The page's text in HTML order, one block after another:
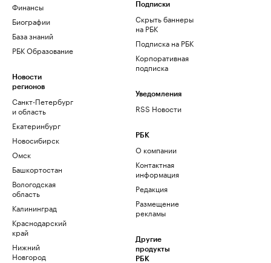
Финансы
Биографии
База знаний
РБК Образование
Новости
регионов
Санкт-Петербург
и область
Екатеринбург
Новосибирск
Омск
Башкортостан
Вологодская
область
Калининград
Краснодарский
край
Нижний
Новгород
Подписки
Скрыть баннеры
на РБК
Подписка на РБК
Корпоративная
подписка
Уведомления
RSS Новости
РБК
О компании
Контактная
информация
Редакция
Размещение
рекламы
Другие
продукты
РБК